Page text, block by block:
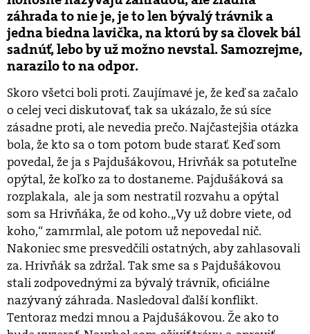
záhrada to nie je, je to len bývalý trávnik a
jedna biedna lavička, na ktorú by sa človek bál
sadnúť, lebo by už možno nevstal. Samozrejme,
narazilo to na odpor.
Skoro všetci boli proti. Zaujímavé je, že keď sa začalo
o celej veci diskutovať, tak sa ukázalo, že sú síce
zásadne proti, ale nevedia prečo. Najčastejšia otázka
bola, že kto sa o tom potom bude starať. Keď som
povedal, že ja s Pajdušákovou, Hrivňák sa potuteľne
opýtal, že koľko za to dostaneme. Pajdušáková sa
rozplakala, ale ja som nestratil rozvahu a opýtal
som sa Hrivňáka, že od koho. „Vy už dobre viete, od
koho,“ zamrmlal, ale potom už nepovedal nič.
Nakoniec sme presvedčili ostatných, aby zahlasovali
za. Hrivňák sa zdržal. Tak sme sa s Pajdušákovou
stali zodpovednými za bývalý trávnik, oficiálne
nazývaný záhrada. Nasledoval ďalší konflikt.
Tentoraz medzi mnou a Pajdušákovou. Že ako to